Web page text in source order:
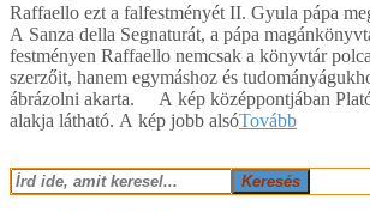
24
Raffaello ezt a falfestményét II. Gyula pápa
A Sanza della Segnaturát, a pápa
festményen Raffaello nemcsak a könyvtár
szerzőit, hanem egymáshoz és
ábrázolni akarta. A kép középpontjában
alakja látható. A kép jobb alsóTovább
Keresés